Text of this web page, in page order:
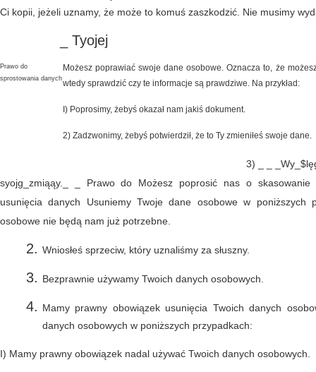
Ci kopii, jeżeli uznamy, że może to komuś zaszkodzić. Nie musimy
_ Tyojej
Prawo do
sprostowania danych
Możesz poprawiać swoje dane osobowe. Oznacza to, że
wtedy sprawdzić czy te informacje są prawdziwe. Na przykład:
I) Poprosimy, żebyś okazał nam jakiś dokument.
2) Zadzwonimy, żebyś potwierdził, że to Ty zmieniłeś swoje dane.
3) _ _
syojg_zmiąąy._ _ Prawo do Możesz poprosić nas o skasowanie
usunięcia danych Usuniemy Twoje dane osobowe w poniższych
osobowe nie będą nam już potrzebne.
Wniosłeś sprzeciw, który uznaliśmy za słuszny.
Bezprawnie używamy Twoich danych osobowych.
Mamy prawny obowiązek usunięcia Twoich danych
danych osobowych w poniższych przypadkach:
I) Mamy prawny obowiązek nadal używać Twoich danych osobowych.